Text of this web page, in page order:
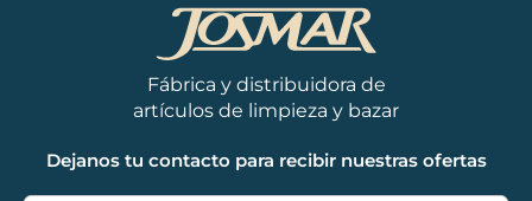
Fábrica y distribuidora de
artículos de limpieza y bazar
Dejanos tu contacto para recibir nuestras ofertas